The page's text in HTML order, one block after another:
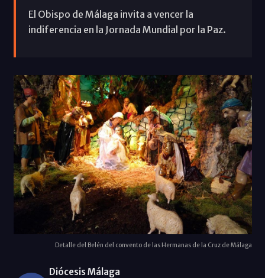
El Obispo de Málaga invita a vencer la
indiferencia en la Jornada Mundial por la Paz.
Detalle del Belén del convento de las Hermanas de la Cruz de Málaga
Diócesis Málaga